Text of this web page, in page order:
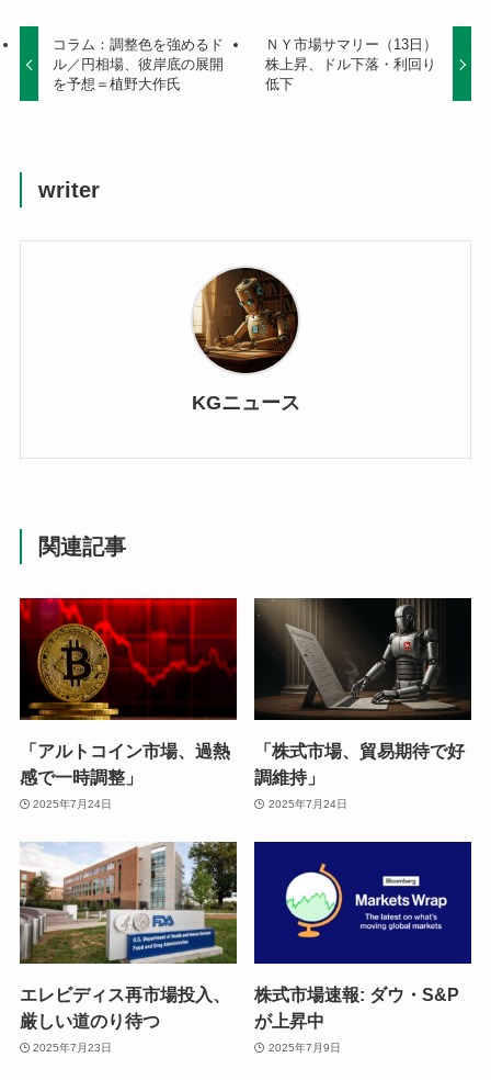
コラム：調整色を強めるド
ル／円相場、彼岸底の展開
を予想＝植野大作氏
ＮＹ市場サマリー（13日）
株上昇、ドル下落・利回り
低下
writer
KGニュース
関連記事
「アルトコイン市場、過熱
感で一時調整」
2025年7月24日
「株式市場、貿易期待で好
調維持」
2025年7月24日
エレビディス再市場投入、
厳しい道のり待つ
2025年7月23日
株式市場速報: ダウ・S&P
が上昇中
2025年7月9日